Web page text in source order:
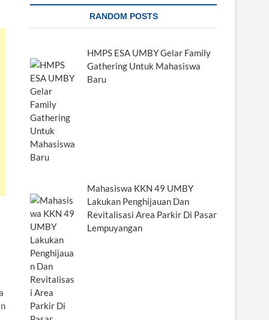
RANDOM POSTS
HMPS ESA UMBY Gelar Family
Gathering Untuk Mahasiswa
Baru
Mahasiswa KKN 49 UMBY
Lakukan Penghijauan Dan
Revitalisasi Area Parkir Di Pasar
Lempuyangan